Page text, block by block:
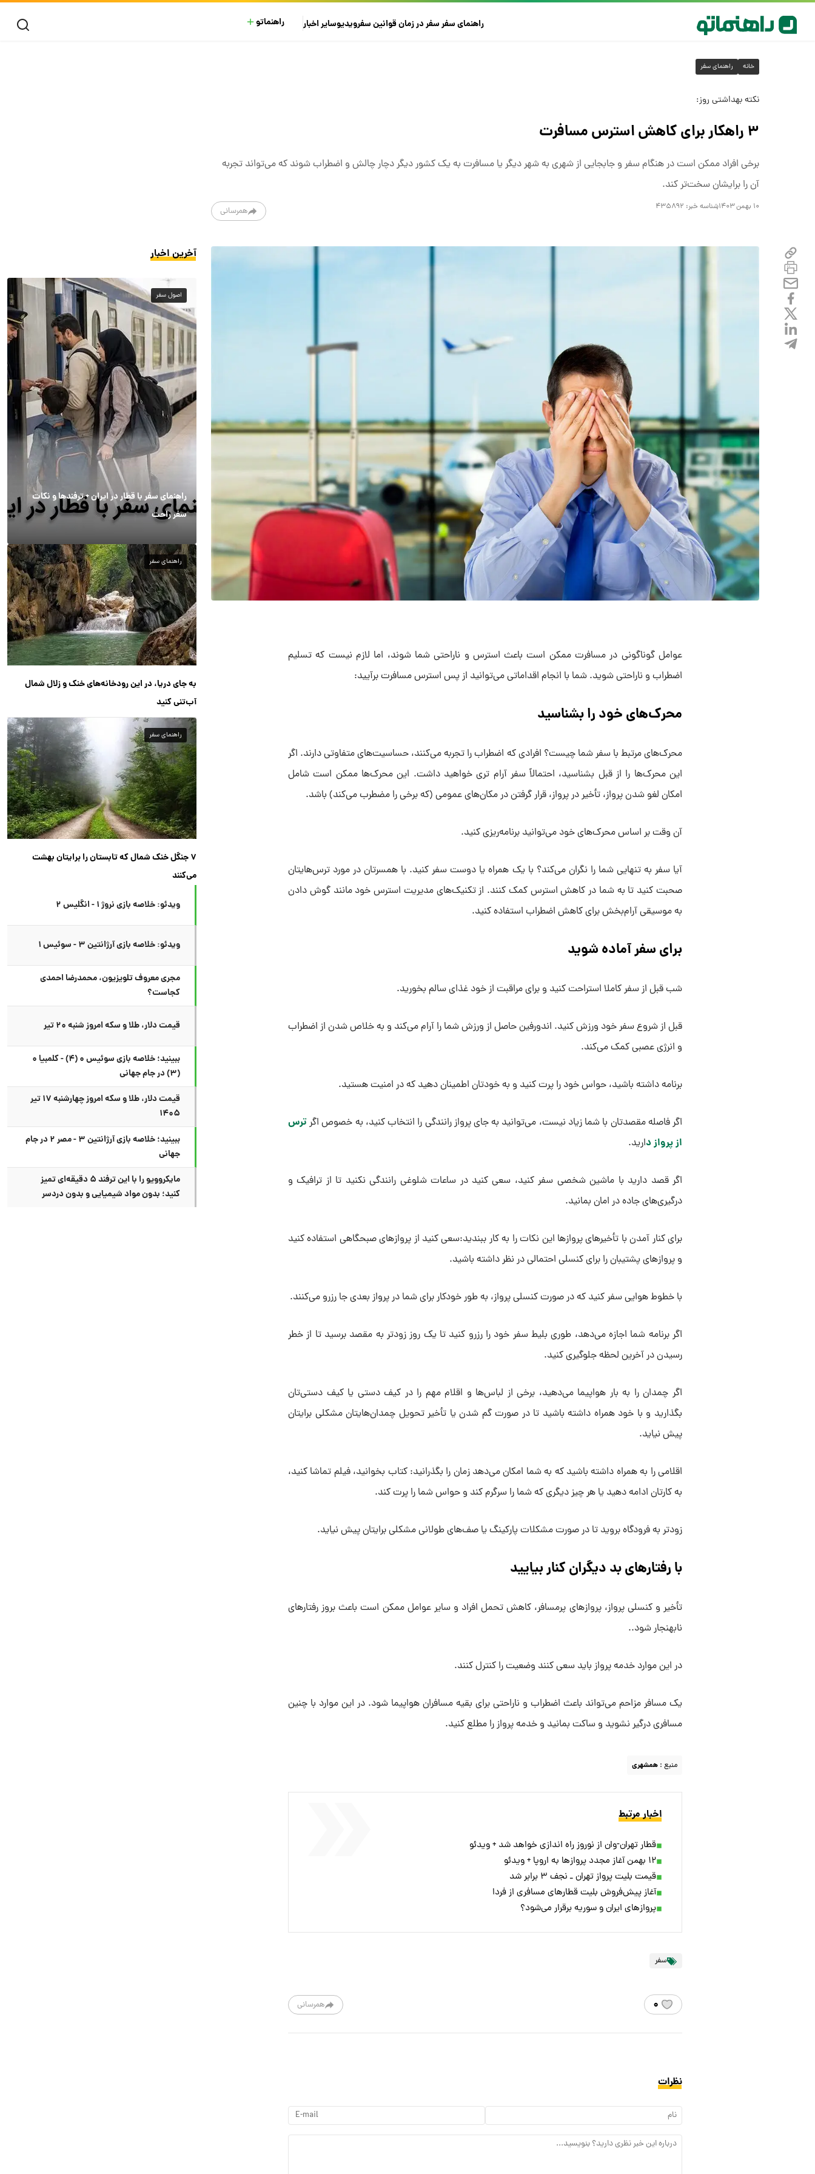
راهنمای سفرسفر در زمانقوانین سفرویدیوسایراخبار راهنماتو
خانه راهنمای سفر
نکته بهداشتی روز:
۳ راهکار برای کاهش استرس مسافرت
برخی افراد ممکن است در هنگام سفر و جابجایی از شهری به شهر دیگر یا مسافرت به یک کشور دیگر دچار چالش و اضطراب شوند که می‌تواند تجربه
آن را برایشان سخت‌تر کند.
۱۰ بهمن ۱۴۰۳ شناسه خبر: ۴۳۵۸۹۲ همرسانی
عوامل گوناگونی در مسافرت ممکن است باعث استرس و ناراحتی شما شوند، اما لازم نیست که تسلیم
اضطراب و ناراحتی شوید. شما با انجام اقداماتی می‌توانید از پس استرس مسافرت برآیید:
محرک‌های خود را بشناسید
محرک‌های مرتبط با سفر شما چیست؟ افرادی که اضطراب را تجربه می‌کنند، حساسیت‌های متفاوتی دارند. اگر
این محرک‌ها را از قبل بشناسید، احتمالاً سفر آرام تری خواهید داشت. این محرک‌ها ممکن است شامل
امکان لغو شدن پرواز، تأخیر در پرواز، قرار گرفتن در مکان‌های عمومی (که برخی را مضطرب می‌کند) باشد.
آن وقت بر اساس محرک‌های خود می‌توانید برنامه‌ریزی کنید.
آیا سفر به تنهایی شما را نگران می‌کند؟ با یک همراه یا دوست سفر کنید. با همسرتان در مورد ترس‌هایتان
صحبت کنید تا به شما در کاهش استرس کمک کنند. از تکنیک‌های مدیریت استرس خود مانند گوش دادن
به موسیقی آرام‌بخش برای کاهش اضطراب استفاده کنید.
برای سفر آماده شوید
شب قبل از سفر کاملا استراحت کنید و برای مراقبت از خود غذای سالم بخورید.
قبل از شروع سفر خود ورزش کنید. اندورفین حاصل از ورزش شما را آرام می‌کند و به خلاص شدن از اضطراب
و انرژی عصبی کمک می‌کند.
برنامه داشته باشید، حواس خود را پرت کنید و به خودتان اطمینان دهید که در امنیت هستید.
اگر فاصله مقصدتان با شما زیاد نیست، می‌توانید به جای پرواز رانندگی را انتخاب کنید، به خصوص اگرترس
از پرواز دارید.
اگر قصد دارید با ماشین شخصی سفر کنید، سعی کنید در ساعات شلوغی رانندگی نکنید تا از ترافیک و
درگیری‌های جاده در امان بمانید.
برای کنار آمدن با تأخیرهای پروازها این نکات را به کار ببندید:سعی کنید از پروازهای صبحگاهی استفاده کنید
و پروازهای پشتیبان را برای کنسلی احتمالی در نظر داشته باشید.
با خطوط هوایی سفر کنید که در صورت کنسلی پرواز، به طور خودکار برای شما در پرواز بعدی جا رزرو می‌کنند.
اگر برنامه شما اجازه می‌دهد، طوری بلیط سفر خود را رزرو کنید تا یک روز زودتر به مقصد برسید تا از خطر
رسیدن در آخرین لحظه جلوگیری کنید.
اگر چمدان را به بار هواپیما می‌دهید، برخی از لباس‌ها و اقلام مهم را در کیف دستی یا کیف دستی‌تان
بگذارید و با خود همراه داشته باشید تا در صورت گم شدن یا تأخیر تحویل چمدان‌هایتان مشکلی برایتان
پیش نیاید.
اقلامی را به همراه داشته باشید که به شما امکان می‌دهد زمان را بگذرانید: کتاب بخوانید، فیلم تماشا کنید،
به کارتان ادامه دهید یا هر چیز دیگری که شما را سرگرم کند و حواس شما را پرت کند.
زودتر به فرودگاه بروید تا در صورت مشکلات پارکینگ یا صف‌های طولانی مشکلی برایتان پیش نیاید.
با رفتارهای بد دیگران کنار بیایید
تأخیر و کنسلی پرواز، پروازهای پرمسافر، کاهش تحمل افراد و سایر عوامل ممکن است باعث بروز رفتارهای
نابهنجار شود..
در این موارد خدمه پرواز باید سعی کنند وضعیت را کنترل کنند.
یک مسافر مزاحم می‌تواند باعث اضطراب و ناراحتی برای بقیه مسافران هواپیما شود. در این موارد با چنین
مسافری درگیر نشوید و ساکت بمانید و خدمه پرواز را مطلع کنید.
منبع : همشهری
اخبار مرتبط
قطار تهران-وان از نوروز راه اندازی خواهد شد + ویدئو
۱۲ بهمن آغاز مجدد پروازها به اروپا + ویدئو
قیمت بلیت پرواز تهران ـ نجف ۳ برابر شد
آغاز پیش‌فروش بلیت‌ قطارهای مسافری از فردا
پروازهای ایران و سوریه برقرار می‌شود؟
سفر
همرسانی ۰
نظرات
آخرین اخبار
اصول سفر
راهنمای سفر با قطار در ایران + ترفندها و نکات
سفر راحت
راهنمای سفر
به جای دریا، در این رودخانه‌های خنک و زلال شمال
آب‌تنی کنید
راهنمای سفر
۷ جنگل خنک شمال که تابستان را برایتان بهشت
می‌کنند
ویدئو: خلاصه بازی نروژ ۱ - انگلیس ۲
ویدئو: خلاصه بازی آرژانتین ۳ - سوئیس ۱
مجری معروف تلویزیون، محمدرضا احمدی
کجاست؟
قیمت دلار، طلا و سکه امروز شنبه ۲۰ تیر
ببینید؛ خلاصه بازی سوئیس ۰ (۴) - کلمبیا ۰
(۳) در جام جهانی
قیمت دلار، طلا و سکه امروز چهارشنبه ۱۷ تیر
۱۴۰۵
ببینید؛ خلاصه بازی آرژانتین ۳ - مصر ۲ در جام
جهانی
مایکروویو را با این ترفند ۵ دقیقه‌ای تمیز
کنید؛ بدون مواد شیمیایی و بدون دردسر